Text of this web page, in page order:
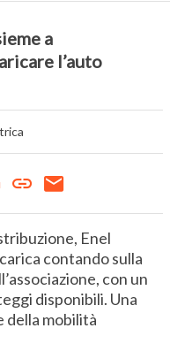
a
l’auto
Enel
contando sulla
con un
disponibili. Una
della mobilità